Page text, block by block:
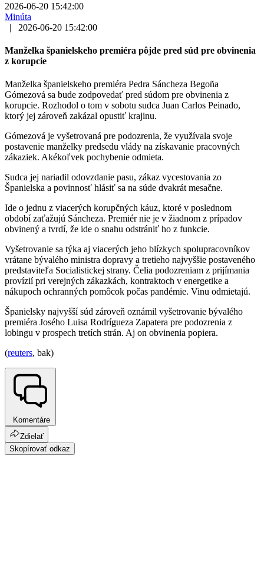
2026-06-20 15:42:00
Minúta
|
2026-06-20 15:42:00
Manželka španielskeho premiéra pôjde pred súd pre obvinenia
z korupcie
Manželka španielskeho premiéra Pedra Sáncheza Begoña
Gómezová sa bude zodpovedať pred súdom pre obvinenia z
korupcie. Rozhodol o tom v sobotu sudca Juan Carlos Peinado,
ktorý jej zároveň zakázal opustiť krajinu.
Gómezová je vyšetrovaná pre podozrenia, že využívala svoje
postavenie manželky predsedu vlády na získavanie pracovných
zákaziek. Akékoľvek pochybenie odmieta.
Sudca jej nariadil odovzdanie pasu, zákaz vycestovania zo
Španielska a povinnosť hlásiť sa na súde dvakrát mesačne.
Ide o jednu z viacerých korupčných káuz, ktoré v poslednom
období zaťažujú Sáncheza. Premiér nie je v žiadnom z prípadov
obvinený a tvrdí, že ide o snahu odstrániť ho z funkcie.
Vyšetrovanie sa týka aj viacerých jeho blízkych spolupracovníkov
vrátane bývalého ministra dopravy a tretieho najvyššie postaveného
predstaviteľa Socialistickej strany. Čelia podozreniam z prijímania
provízií pri verejných zákazkách, kontraktoch v energetike a
nákupoch ochranných pomôcok počas pandémie. Vinu odmietajú.
Španielsky najvyšší súd zároveň oznámil vyšetrovanie bývalého
premiéra Josého Luisa Rodrígueza Zapatera pre podozrenia z
lobingu v prospech tretích strán. Aj on obvinenia popiera.
(reuters, bak)
Komentáre
Zdielať
Skopírovať odkaz